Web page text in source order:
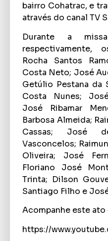
bairro Cohatrac, e
através do canal TV
Durante a
respectivamente,
Rocha Santos
Costa Neto; José
Getúlio Pestana da
Costa Nunes;
José Ribamar
Barbosa Almeida;
Cassas; José
Vasconcelos;
Oliveira; José
Floriano José
Trinta; Dilson
Santiago Filho e
Acompanhe este
https://